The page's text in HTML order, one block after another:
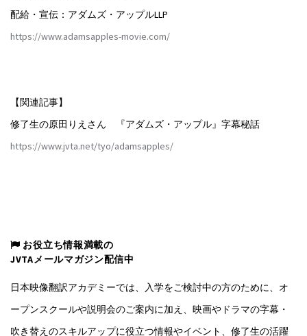
配給・宣伝：アダムズ・アップルLLP
https://www.adamsapples-movie.com/
【関連記事】
修了生の原田りえさん 『アダムズ・アップル』字幕秘話
https://www.jvta.net/tyo/adamsapples/
お役立ち情報満載の
JVTAメールマガジン配信中
日本映像翻訳アカデミーでは、入学をご検討中の方のために、オ
ープンスクールや説明会のご案内に加え、映画やドラマの字幕・
吹き替えのスキルアップに役立つ情報やイベント、修了生の活躍